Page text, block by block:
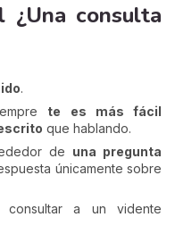
¿Una consulta
.
te es más fácil
que hablando.
de una pregunta
únicamente sobre
consultar a un vidente